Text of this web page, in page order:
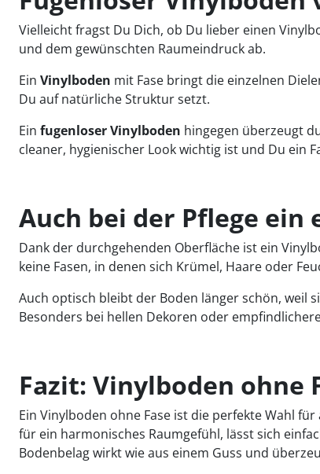
Vielleicht fragst Du Dich, ob Du lieber einen
und dem gewünschten Raumeindruck ab.
Ein Vinylboden mit Fase bringt die einzelnen
Du auf natürliche Struktur setzt.
Ein fugenloser Vinylboden hingegen überzeugt
cleaner, hygienischer Look wichtig ist und Du ein
Auch bei der Pflege ein
Dank der durchgehenden Oberfläche ist ein
keine Fasen, in denen sich Krümel, Haare oder
Auch optisch bleibt der Boden länger schön, weil
Besonders bei hellen Dekoren oder
Fazit: Vinylboden ohne
Ein Vinylboden ohne Fase ist die perfekte Wahl
für ein harmonisches Raumgefühl, lässt sich
Bodenbelag wirkt wie aus einem Guss und